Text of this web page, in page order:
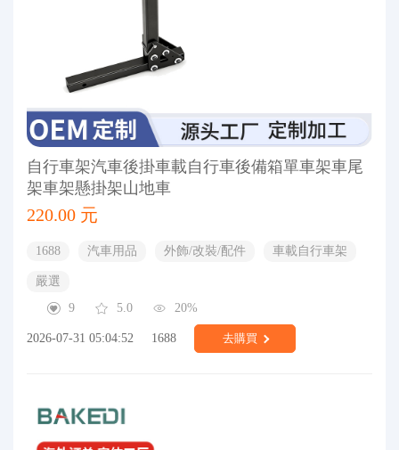
自行車架汽車後掛車載自行車後備箱單車架車尾
架車架懸掛架山地車
220.00 元
1688 汽車用品 外飾/改裝/配件 車載自行車架
嚴選
9
5.0 20%
2026-07-31 05:04:52 1688 去購買